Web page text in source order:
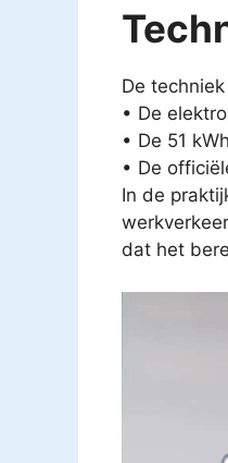
De
• De
• De 51
• De
In de
dat het